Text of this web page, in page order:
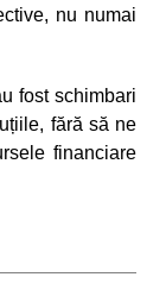
nu numai
fost schimbari
fără să ne
financiare